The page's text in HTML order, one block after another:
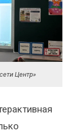
Центр»